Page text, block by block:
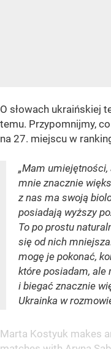
O słowach ukraińskiej
temu. Przypomnijmy,
na 27. miejscu w
„Mam
mnie znacznie
z nas ma swoją
posiadają wyższy
To po prostu
się od nich
mogę je pokonać,
które posiadam, ale
i biegać znacznie
Ukrainka w
Marta Kostyuk makes